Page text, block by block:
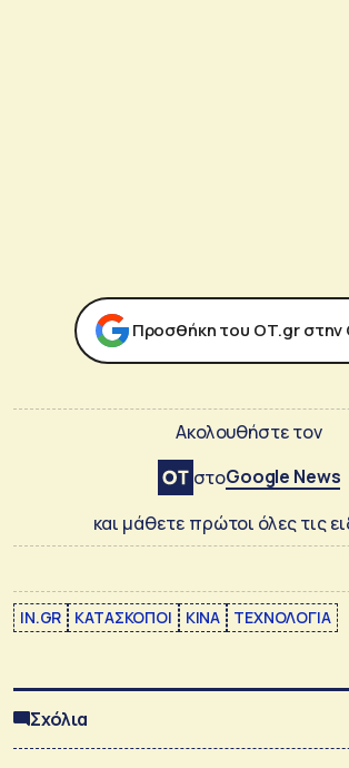
Προσθήκη του ΟΤ.gr στην
Ακολουθήστε τον
στοGoogle News
και μάθετε πρώτοι όλες τις
IN.GR ΚΑΤΑΣΚΟΠΟΙ ΚΙΝΑ ΤΕΧΝΟΛΟΓΙΑ
Σχόλια